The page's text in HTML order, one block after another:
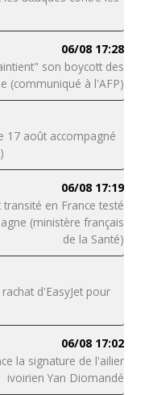
06/08 17:28
son boycott des
(communiqué à l'AFP)
17 août accompagné
06/08 17:19
en France testé
(ministère français
de la Santé)
d'EasyJet pour
06/08 17:02
la signature de l'ailier
ivoirien Yan Diomandé